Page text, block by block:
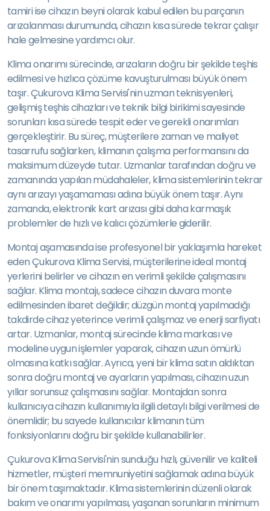
tamiri ise cihazın beyni olarak kabul edilen bu parçanın
arızalanması durumunda, cihazın kısa sürede tekrar çalışır
hale gelmesine yardımcı olur.
Klima onarımı sürecinde, arızaların doğru bir şekilde teşhis
edilmesi ve hızlıca çözüme kavuşturulması büyük önem
taşır. Çukurova Klima Servisi'nin uzman teknisyenleri,
gelişmiş teşhis cihazları ve teknik bilgi birikimi sayesinde
sorunları kısa sürede tespit eder ve gerekli onarımları
gerçekleştirir. Bu süreç, müşterilere zaman ve maliyet
tasarrufu sağlarken, klimanın çalışma performansını da
maksimum düzeyde tutar. Uzmanlar tarafından doğru ve
zamanında yapılan müdahaleler, klima sistemlerinin tekrar
aynı arızayı yaşamaması adına büyük önem taşır. Aynı
zamanda, elektronik kart arızası gibi daha karmaşık
problemler de hızlı ve kalıcı çözümlerle giderilir.
Montaj aşamasında ise profesyonel bir yaklaşımla hareket
eden Çukurova Klima Servisi, müşterilerine ideal montaj
yerlerini belirler ve cihazın en verimli şekilde çalışmasını
sağlar. Klima montajı, sadece cihazın duvara monte
edilmesinden ibaret değildir; düzgün montaj yapılmadığı
takdirde cihaz yeterince verimli çalışmaz ve enerji sarfiyatı
artar. Uzmanlar, montaj sürecinde klima markası ve
modeline uygun işlemler yaparak, cihazın uzun ömürlü
olmasına katkı sağlar. Ayrıca, yeni bir klima satın aldıktan
sonra doğru montaj ve ayarların yapılması, cihazın uzun
yıllar sorunsuz çalışmasını sağlar. Montajdan sonra
kullanıcıya cihazın kullanımıyla ilgili detaylı bilgi verilmesi de
önemlidir; bu sayede kullanıcılar klimanın tüm
fonksiyonlarını doğru bir şekilde kullanabilirler.
Çukurova Klima Servisi'nin sunduğu hızlı, güvenilir ve kaliteli
hizmetler, müşteri memnuniyetini sağlamak adına büyük
bir önem taşımaktadır. Klima sistemlerinin düzenli olarak
bakım ve onarımı yapılması, yaşanan sorunların minimum